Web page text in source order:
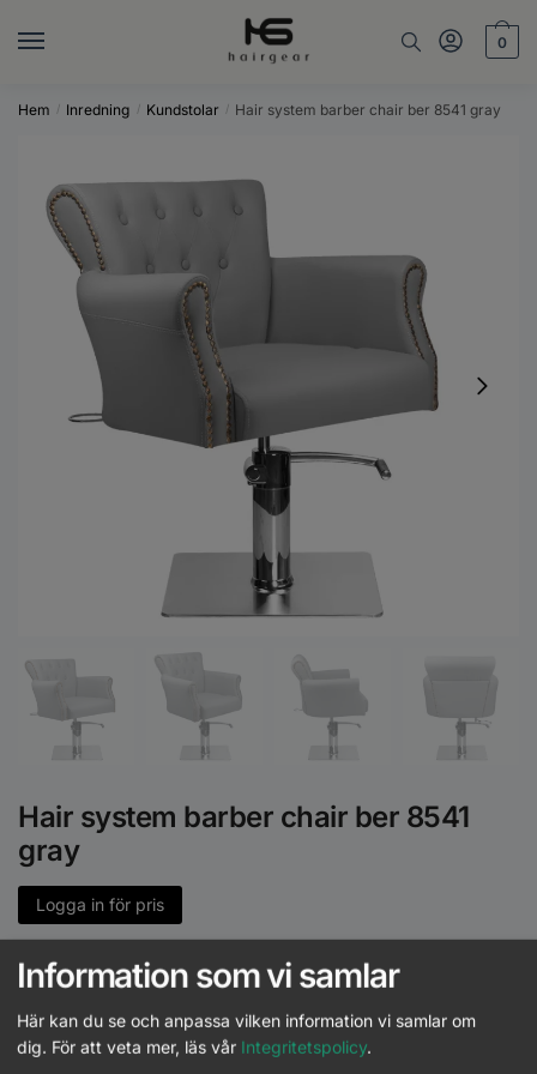
0
Hem / Inredning / Kundstolar / Hair system barber chair ber 8541 gray
Hair system barber chair ber 8541
gray
Logga in för pris
Slut i lager
Information som vi samlar
Här kan du se och anpassa vilken information vi samlar om
dig. För att veta mer, läs vår Integritetspolicy.